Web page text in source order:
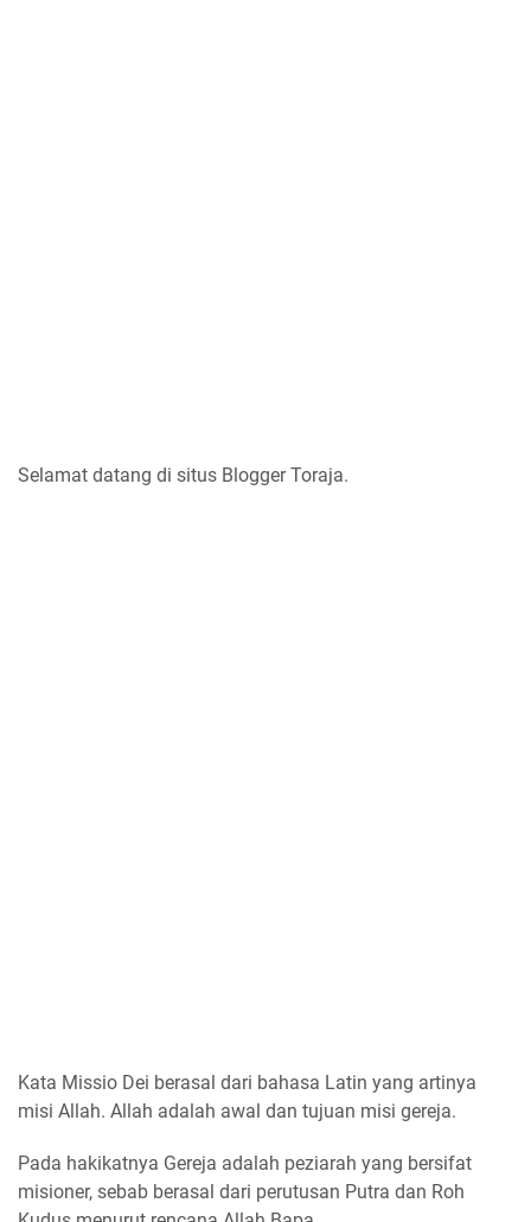
Selamat datang di situs Blogger Toraja.
Kata Missio Dei berasal dari bahasa Latin yang artinya
misi Allah. Allah adalah awal dan tujuan misi gereja.
Pada hakikatnya Gereja adalah peziarah yang bersifat
misioner, sebab berasal dari perutusan Putra dan Roh